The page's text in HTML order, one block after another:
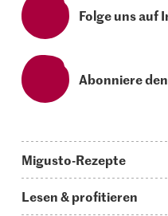
Folge uns auf
Abonniere
Migusto-Rezepte
Lesen & profitieren